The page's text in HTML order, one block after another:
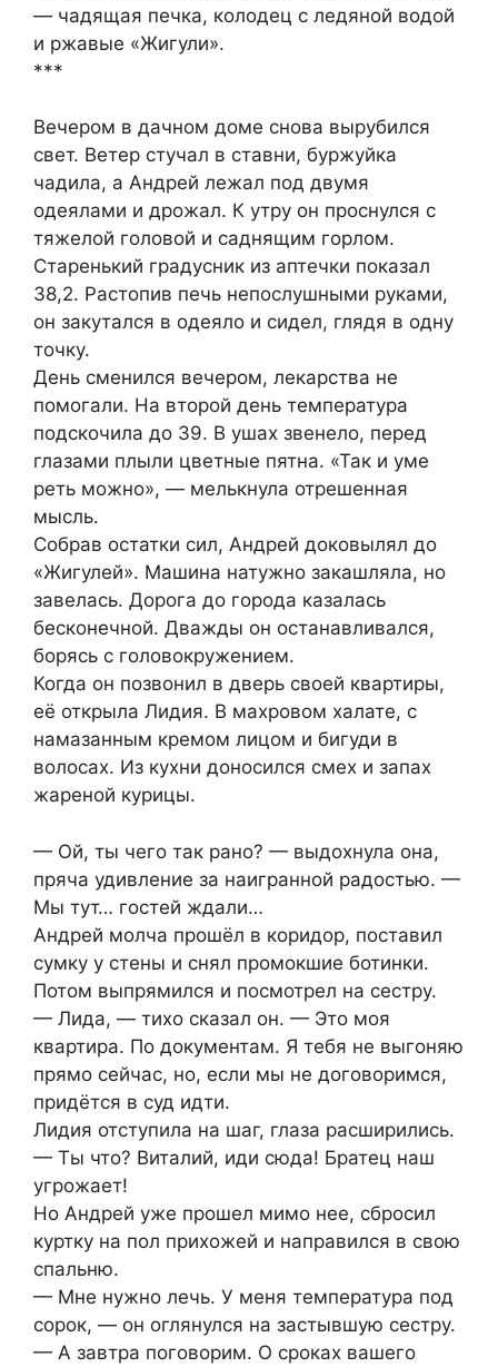
— чадящая печка, колодец с ледяной водой
и ржавые «Жигули».
***
Вечером в дачном доме снова вырубился
свет. Ветер стучал в ставни, буржуйка
чадила, а Андрей лежал под двумя
одеялами и дрожал. К утру он проснулся с
тяжелой головой и саднящим горлом.
Старенький градусник из аптечки показал
38,2. Растопив печь непослушными руками,
он закутался в одеяло и сидел, глядя в одну
точку.
День сменился вечером, лекарства не
помогали. На второй день температура
подскочила до 39. В ушах звенело, перед
глазами плыли цветные пятна. «Так и уме
реть можно», — мелькнула отрешенная
мысль.
Собрав остатки сил, Андрей доковылял до
«Жигулей». Машина натужно закашляла, но
завелась. Дорога до города казалась
бесконечной. Дважды он останавливался,
борясь с головокружением.
Когда он позвонил в дверь своей квартиры,
её открыла Лидия. В махровом халате, с
намазанным кремом лицом и бигуди в
волосах. Из кухни доносился смех и запах
жареной курицы.
— Ой, ты чего так рано? — выдохнула она,
пряча удивление за наигранной радостью. —
Мы тут… гостей ждали…
Андрей молча прошёл в коридор, поставил
сумку у стены и снял промокшие ботинки.
Потом выпрямился и посмотрел на сестру.
— Лида, — тихо сказал он. — Это моя
квартира. По документам. Я тебя не выгоняю
прямо сейчас, но, если мы не договоримся,
придётся в суд идти.
Лидия отступила на шаг, глаза расширились.
— Ты что? Виталий, иди сюда! Братец наш
угрожает!
Но Андрей уже прошел мимо нее, сбросил
куртку на пол прихожей и направился в свою
спальню.
— Мне нужно лечь. У меня температура под
сорок, — он оглянулся на застывшую сестру.
— А завтра поговорим. О сроках вашего